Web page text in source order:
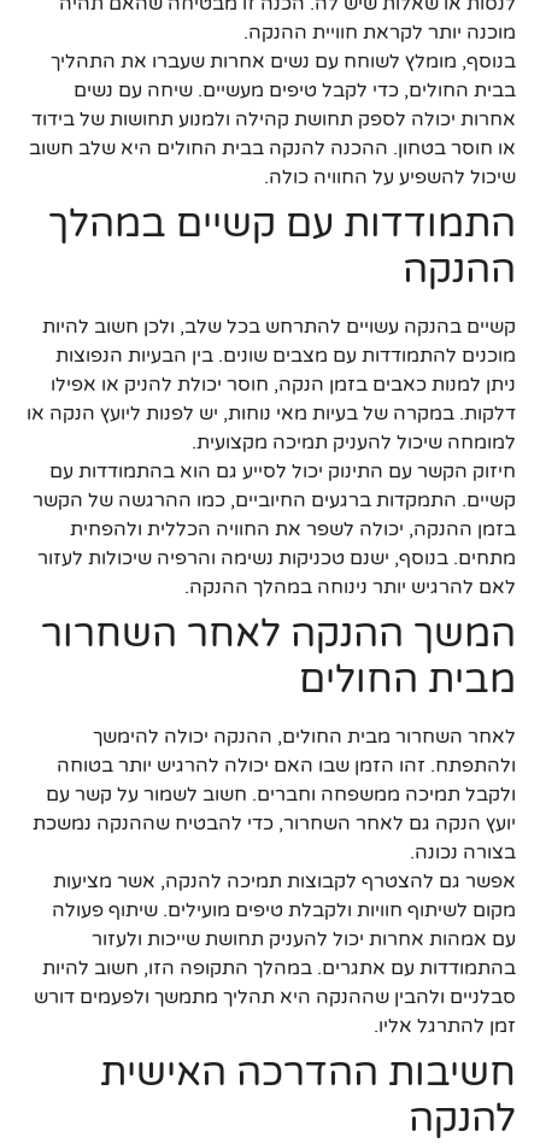
מוכנה יותר לקראת חוויית ההנקה.
בנוסף, מומלץ לשוחח עם נשים אחרות שעברו את התהליך
בבית החולים, כדי לקבל טיפים מעשיים. שיחה עם נשים
אחרות יכולה לספק תחושת קהילה ולמנוע תחושות של בידוד
או חוסר בטחון. ההכנה להנקה בבית החולים היא שלב חשוב
שיכול להשפיע על החוויה כולה.
התמודדות עם קשיים במהלך
ההנקה
קשיים בהנקה עשויים להתרחש בכל שלב, ולכן חשוב להיות
מוכנים להתמודדות עם מצבים שונים. בין הבעיות הנפוצות
ניתן למנות כאבים בזמן הנקה, חוסר יכולת להניק או אפילו
דלקות. במקרה של בעיות מאי נוחות, יש לפנות ליועץ הנקה או
למומחה שיכול להעניק תמיכה מקצועית.
חיזוק הקשר עם התינוק יכול לסייע גם הוא בהתמודדות עם
קשיים. התמקדות ברגעים החיוביים, כמו ההרגשה של הקשר
בזמן ההנקה, יכולה לשפר את החוויה הכללית ולהפחית
מתחים. בנוסף, ישנם טכניקות נשימה והרפיה שיכולות לעזור
לאם להרגיש יותר נינוחה במהלך ההנקה.
המשך ההנקה לאחר השחרור
מבית החולים
לאחר השחרור מבית החולים, ההנקה יכולה להימשך
ולהתפתח. זהו הזמן שבו האם יכולה להרגיש יותר בטוחה
ולקבל תמיכה ממשפחה וחברים. חשוב לשמור על קשר עם
יועץ הנקה גם לאחר השחרור, כדי להבטיח שההנקה נמשכת
בצורה נכונה.
אפשר גם להצטרף לקבוצות תמיכה להנקה, אשר מציעות
מקום לשיתוף חוויות ולקבלת טיפים מועילים. שיתוף פעולה
עם אמהות אחרות יכול להעניק תחושת שייכות ולעזור
בהתמודדות עם אתגרים. במהלך התקופה הזו, חשוב להיות
סבלניים ולהבין שההנקה היא תהליך מתמשך ולפעמים דורש
זמן להתרגל אליו.
חשיבות ההדרכה האישית
להנקה